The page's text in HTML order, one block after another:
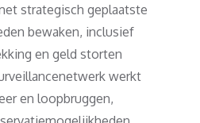
strategisch geplaatste
bewaken, inclusief
en geld storten
werkt
en loopbruggen,